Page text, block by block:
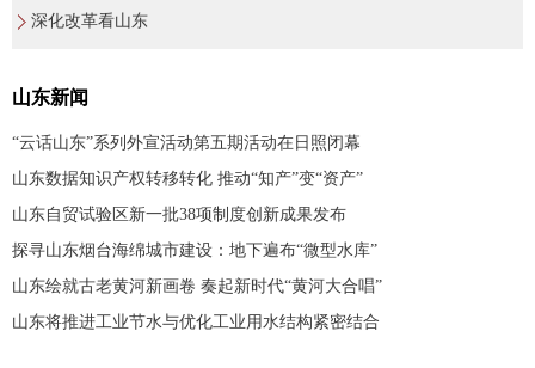
深化改革看山东
山东新闻
“云话山东”系列外宣活动第五期活动在日照闭幕
山东数据知识产权转移转化 推动“知产”变“资产”
山东自贸试验区新一批38项制度创新成果发布
探寻山东烟台海绵城市建设：地下遍布“微型水库”
山东绘就古老黄河新画卷 奏起新时代“黄河大合唱”
山东将推进工业节水与优化工业用水结构紧密结合